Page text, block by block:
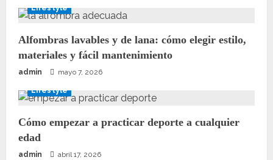
Lifestyle
Alfombras lavables y de lana: cómo elegir estilo,
materiales y fácil mantenimiento
admin mayo 7, 2026
Lifestyle
Cómo empezar a practicar deporte a cualquier
edad
admin abril 17, 2026